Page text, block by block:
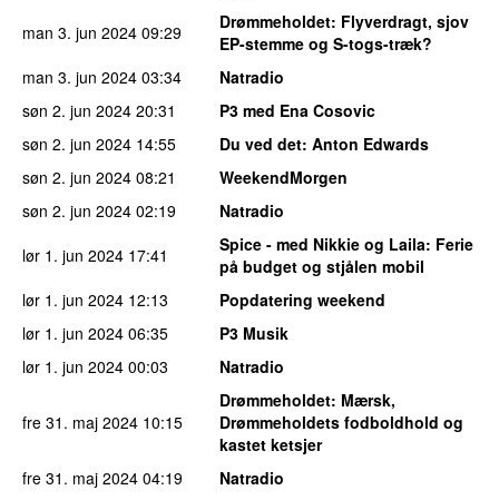
man 3. jun 2024 09:29 Drømmeholdet: Flyverdragt, sjov
EP-stemme og S-togs-træk?
man 3. jun 2024 03:34
Natradio
søn 2. jun 2024 20:31
P3 med Ena Cosovic
søn 2. jun 2024 14:55 Du ved det: Anton Edwards
søn 2. jun 2024 08:21
WeekendMorgen
søn 2. jun 2024 02:19
Natradio
lør 1. jun 2024 17:41 Spice - med Nikkie og Laila: Ferie
på budget og stjålen mobil
lør 1. jun 2024 12:13
Popdatering weekend
lør 1. jun 2024 06:35
P3 Musik
lør 1. jun 2024 00:03 Natradio
fre 31. maj 2024 10:15
Drømmeholdet: Mærsk,
Drømmeholdets fodboldhold og
kastet ketsjer
fre 31. maj 2024 04:19
Natradio